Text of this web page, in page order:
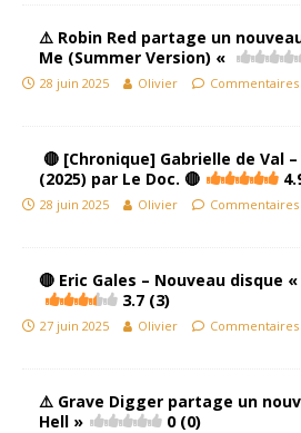
⚠️​​ Robin Red partage un
Me (Summer Version) «
28 juin 2025 Olivier
🔴 [Chronique] Gabrielle de Val
(2025) par Le Doc. 🔴
28 juin 2025 Olivier
🔴 Eric Gales – Nouveau disque
3.7 (3)
27 juin 2025 Olivier
⚠️​​ Grave Digger partage un
Hell »
0 (0)